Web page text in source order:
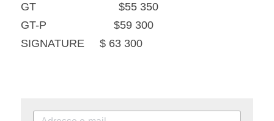
GT                           $55 350
GT-P                      $59 300
SIGNATURE     $ 63 300